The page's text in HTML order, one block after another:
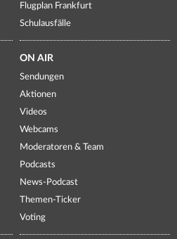
Flugplan Frankfurt
Schulausfälle
ON AIR
Sendungen
Aktionen
Videos
Webcams
Moderatoren & Team
Podcasts
News-Podcast
Themen-Ticker
Voting